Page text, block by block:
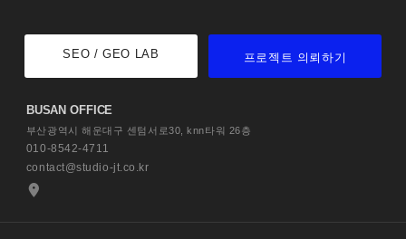
SEO / GEO LAB 프로젝트 의뢰하기
BUSAN OFFICE
부산광역시 해운대구 센텀서로30,knn타워 26층
010-8542-4711
contact@studio-jt.co.kr